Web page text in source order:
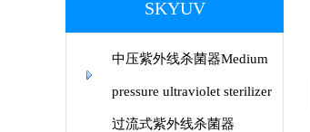
SKYUV
中压紫外线杀菌器Medium
pressure ultraviolet sterilizer
过流式紫外线杀菌器